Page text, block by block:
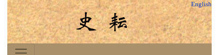
English